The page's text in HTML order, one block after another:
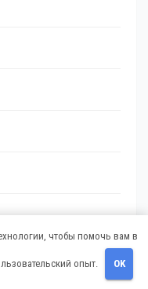
чтобы помочь вам в
опыт. OK